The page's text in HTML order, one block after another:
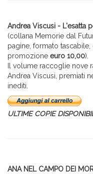
Andrea Viscusi - L'esatta
(collana Memorie dal
pagine, formato
promozione euro 10,00).
Il volume raccoglie nove
Andrea Viscusi, premiati
inediti.
ULTIME COPIE
ANA NEL CAMPO DEI